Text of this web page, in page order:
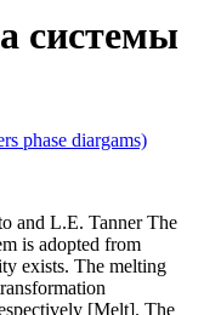
системы
phase diargams)
and L.E. Tanner The
is adopted from
exists. The melting
[Melt]. The